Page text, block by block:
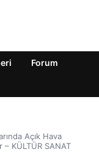
Forum
Açık Hava
KÜLTÜR SANAT